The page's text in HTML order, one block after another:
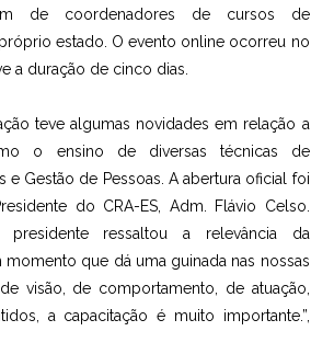
de coordenadores de cursos de
estado. O evento online ocorreu no
a duração de cinco dias.
teve algumas novidades em relação a
o ensino de diversas técnicas de
e Gestão de Pessoas. A abertura oficial foi
do CRA-ES, Adm. Flávio Celso.
ressaltou a relevância da
momento que dá uma guinada nas nossas
visão, de comportamento, de atuação,
a capacitação é muito importante.”,